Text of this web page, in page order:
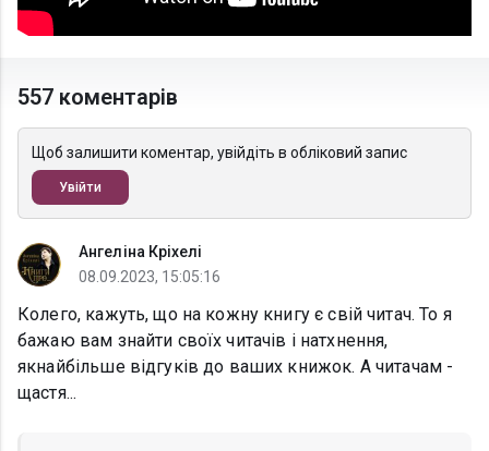
557 коментарів
Щоб залишити коментар, увійдіть в обліковий запис
Увійти
Ангеліна Кріхелі
08.09.2023, 15:05:16
Колего, кажуть, що на кожну книгу є свій читач. То я
бажаю вам знайти своїх читачів і натхнення,
якнайбільше відгуків до ваших книжок. А читачам -
щастя...